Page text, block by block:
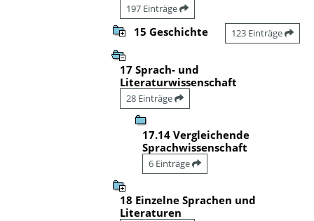
197 Einträge
15 Geschichte 123 Einträge
17 Sprach- und
Literaturwissenschaft
28 Einträge
17.14 Vergleichende
Sprachwissenschaft
6 Einträge
18 Einzelne Sprachen und
Literaturen